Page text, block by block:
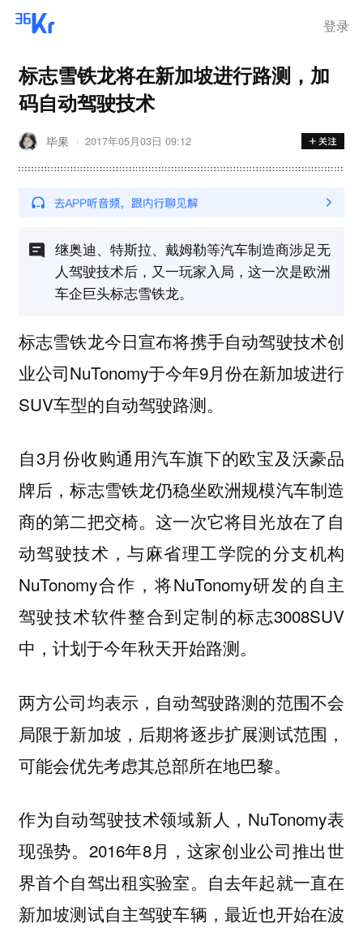
登录
标志雪铁龙将在新加坡进行路测，加
码自动驾驶技术
毕果 2017年05月03日 09:12
继奥迪、特斯拉、戴姆勒等汽车制造商涉足无
人驾驶技术后，又一玩家入局，这一次是欧洲
车企巨头标志雪铁龙。
标志雪铁龙今日宣布将携手自动驾驶技术创
业公司NuTonomy于今年9月份在新加坡进行
SUV车型的自动驾驶路测。
自3月份收购通用汽车旗下的欧宝及沃豪品
牌后，标志雪铁龙仍稳坐欧洲规模汽车制造
商的第二把交椅。这一次它将目光放在了自
动驾驶技术，与麻省理工学院的分支机构
NuTonomy合作，将NuTonomy研发的自主
驾驶技术软件整合到定制的标志3008SUV
中，计划于今年秋天开始路测。
两方公司均表示，自动驾驶路测的范围不会
局限于新加坡，后期将逐步扩展测试范围，
可能会优先考虑其总部所在地巴黎。
作为自动驾驶技术领域新人，NuTonomy表
现强势。2016年8月，这家创业公司推出世
界首个自驾出租实验室。自去年起就一直在
新加坡测试自主驾驶车辆，最近也开始在波